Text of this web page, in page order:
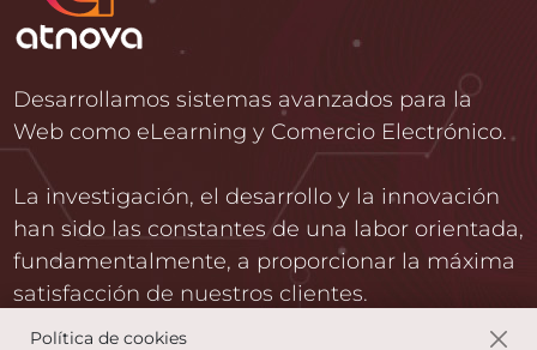
Desarrollamos sistemas avanzados para la
Web como eLearning y Comercio Electrónico.
La investigación, el desarrollo y la innovación
han sido las constantes de una labor orientada,
fundamentalmente, a proporcionar la máxima
satisfacción de nuestros clientes.
Política de cookies